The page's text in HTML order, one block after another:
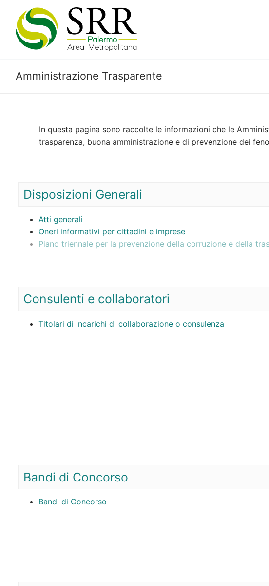
contenuto
Amministrazione Trasparente
In questa pagina sono raccolte le informazioni che le
trasparenza, buona amministrazione e di prevenzione dei
Disposizioni Generali
Atti generali
Oneri informativi per cittadini e imprese
Piano triennale per la prevenzione della corruzione e della
Consulenti e collaboratori
Titolari di incarichi di collaborazione o consulenza
Bandi di Concorso
Bandi di Concorso